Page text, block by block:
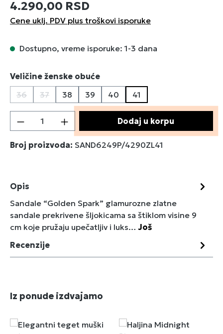
4.290,00 RSD
Cene uklj. PDV plus troškovi isporuke
Dostupno, vreme isporuke: 1-3 dana
Izaberi
Veličine ženske obuće
36
(Ova opcija trenutno nije dostupna.)
37
(Ova opcija trenutno nije dostupna.)
38 39 40 41
Količina proizvoda: Unesite željenu
Dodaj u korpu
Broj proizvoda: SAND6249P/4290ZL41
Opis
Sandale “Golden Spark” glamurozne zlatne
sandale prekrivene šljokicama sa štiklom visine 9
cm koje pružaju upečatljiv i luks…Još
Recenzije
Preskoči galeriju proizvoda
Iz ponude izdvajamo